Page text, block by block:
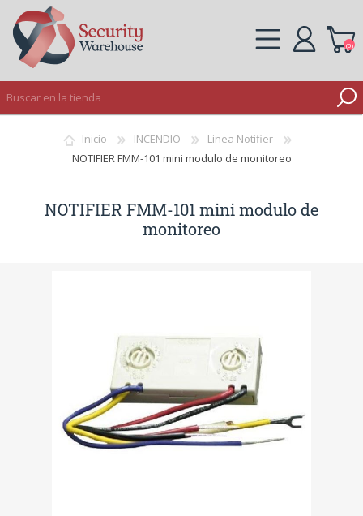
INICIAR SESIÓN
(0)
Inicio INCENDIO
Linea Notifier
NOTIFIER FMM-101 mini modulo de monitoreo
NOTIFIER FMM-101 mini modulo de
monitoreo